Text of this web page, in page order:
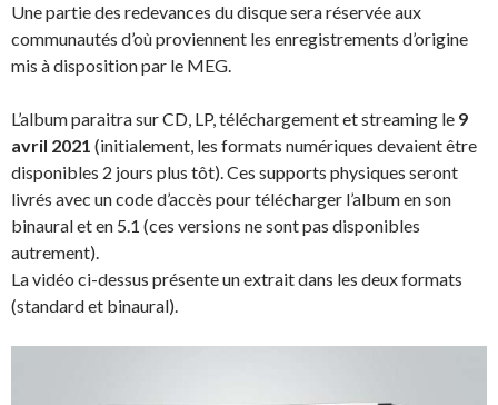
Une partie des redevances du disque sera réservée aux
communautés d’où proviennent les enregistrements d’origine
mis à disposition par le MEG.
L’album paraitra sur CD, LP, téléchargement et streaming le 9
avril 2021 (initialement, les formats numériques devaient être
disponibles 2 jours plus tôt). Ces supports physiques seront
livrés avec un code d’accès pour télécharger l’album en son
binaural et en 5.1 (ces versions ne sont pas disponibles
autrement).
La vidéo ci-dessus présente un extrait dans les deux formats
(standard et binaural).